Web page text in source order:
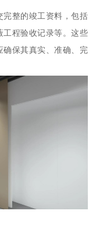
完整的竣工资料，包括
工程验收记录等。这些
确保其真实、准确、完